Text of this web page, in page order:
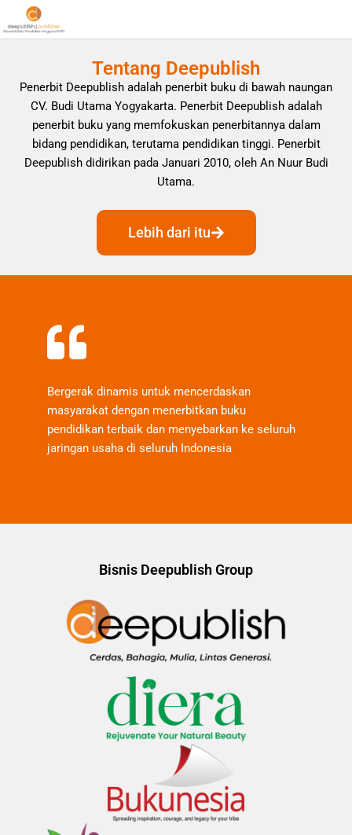
Tentang Deepublish
Penerbit Deepublish adalah penerbit buku di bawah naungan
CV. Budi Utama Yogyakarta. Penerbit Deepublish adalah
penerbit buku yang memfokuskan penerbitannya dalam
bidang pendidikan, terutama pendidikan tinggi. Penerbit
Deepublish didirikan pada Januari 2010, oleh An Nuur Budi
Utama.
Lebih dari itu
Bergerak dinamis untuk mencerdaskan
masyarakat dengan menerbitkan buku
pendidikan terbaik dan menyebarkan ke seluruh
jaringan usaha di seluruh Indonesia
Bisnis Deepublish Group